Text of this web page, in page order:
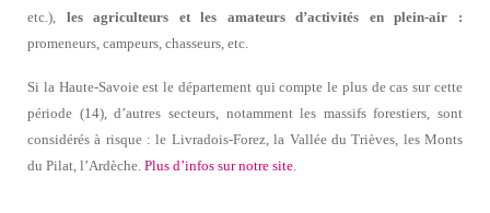
etc.), les agriculteurs et les amateurs d’activités en plein-air :
promeneurs, campeurs, chasseurs, etc.
Si la Haute-Savoie est le département qui compte le plus de cas sur cette
période (14), d’autres secteurs, notamment les massifs forestiers, sont
considérés à risque : le Livradois-Forez, la Vallée du Trièves, les Monts
du Pilat, l’Ardèche. Plus d’infos sur notre site